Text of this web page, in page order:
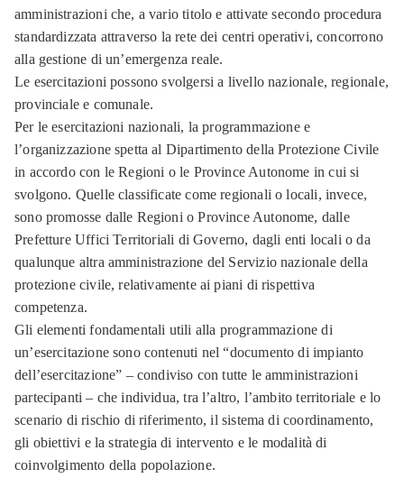
amministrazioni che, a vario titolo e attivate secondo procedura
standardizzata attraverso la rete dei centri operativi, concorrono
alla gestione di un’emergenza reale.
Le esercitazioni possono svolgersi a livello nazionale, regionale,
provinciale e comunale.
Per le esercitazioni nazionali, la programmazione e
l’organizzazione spetta al Dipartimento della Protezione Civile
in accordo con le Regioni o le Province Autonome in cui si
svolgono. Quelle classificate come regionali o locali, invece,
sono promosse dalle Regioni o Province Autonome, dalle
Prefetture Uffici Territoriali di Governo, dagli enti locali o da
qualunque altra amministrazione del Servizio nazionale della
protezione civile, relativamente ai piani di rispettiva
competenza.
Gli elementi fondamentali utili alla programmazione di
un’esercitazione sono contenuti nel “documento di impianto
dell’esercitazione” – condiviso con tutte le amministrazioni
partecipanti – che individua, tra l’altro, l’ambito territoriale e lo
scenario di rischio di riferimento, il sistema di coordinamento,
gli obiettivi e la strategia di intervento e le modalità di
coinvolgimento della popolazione.